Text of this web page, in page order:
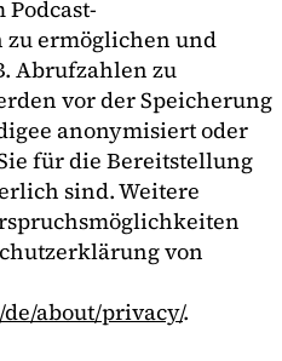
zu ermöglichen und
Abrufzahlen zu
vor der Speicherung
anonymisiert oder
für die Bereitstellung
sind. Weitere
von
about/privacy/.